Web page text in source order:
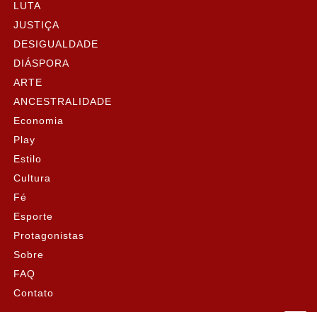
LUTA
JUSTIÇA
DESIGUALDADE
DIÁSPORA
ARTE
ANCESTRALIDADE
Economia
Play
Estilo
Cultura
Fé
Esporte
Protagonistas
Sobre
FAQ
Contato